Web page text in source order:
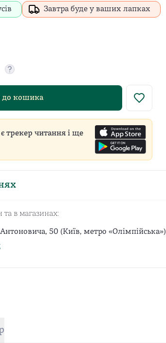
Завтра буде у ваших лапках
до кошика
трекер читання і ще
в магазинах:
50 (Київ, метро «Олімпійська»)